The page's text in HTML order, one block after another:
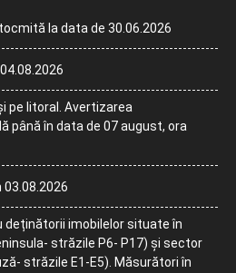
la data de 30.06.2026
pe litoral. Avertizarea
până în data de 07 august, ora
deținătorii imobilelor situate în
străzile P6- P17) și sector
străzile E1-E5). Măsurători în